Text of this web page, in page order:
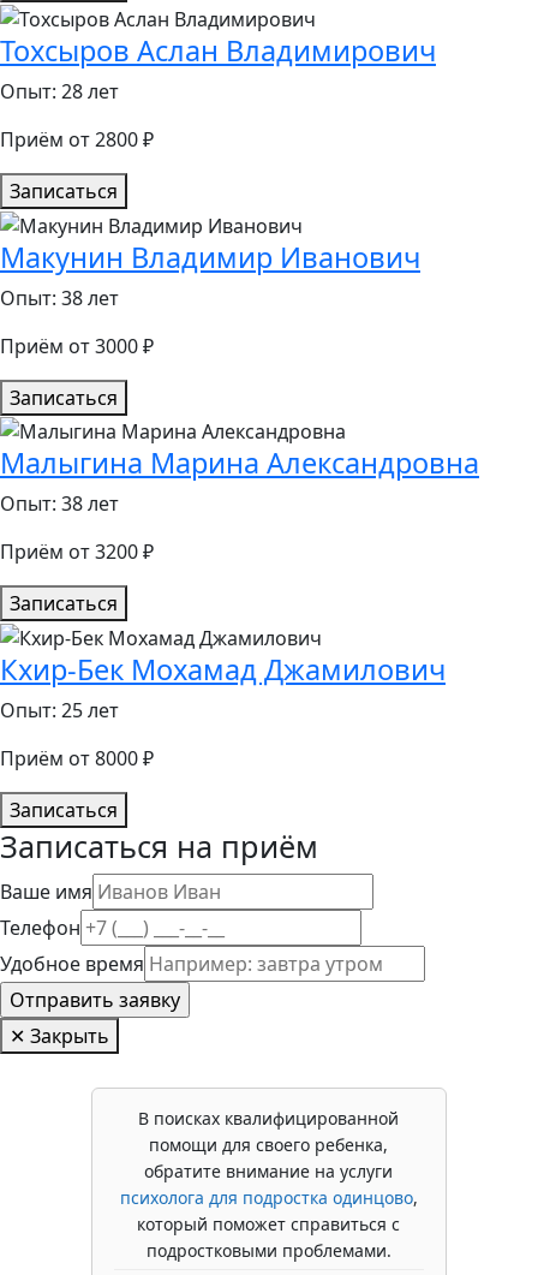
Тохсыров Аслан Владимирович
Опыт: 28 лет
Приём от 2800 ₽
Записаться
Макунин Владимир Иванович
Опыт: 38 лет
Приём от 3000 ₽
Записаться
Малыгина Марина Александровна
Опыт: 38 лет
Приём от 3200 ₽
Записаться
Кхир-Бек Мохамад Джамилович
Опыт: 25 лет
Приём от 8000 ₽
Записаться
Записаться на приём
Ваше имя
Телефон
Удобное время
✕ Закрыть
В поисках квалифицированной
помощи для своего ребенка,
обратите внимание на услуги
психолога для подростка одинцово,
который поможет справиться с
подростковыми проблемами.